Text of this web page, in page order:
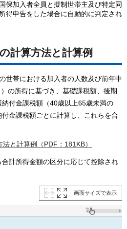
保加入者全員と擬制世帯主及び特定同
得申告をした場合に自動的に判定され
計算方法と計算例
世帯における加入者の人数及び前年中
の所得に基づき、基礎課税額、後期
付金課税額（40歳以上65歳未満の
金課税額ごとに計算し、これらを合
と計算例（PDF：181KB）
計所得金額の区分に応じて控除され
画面サイズで表示